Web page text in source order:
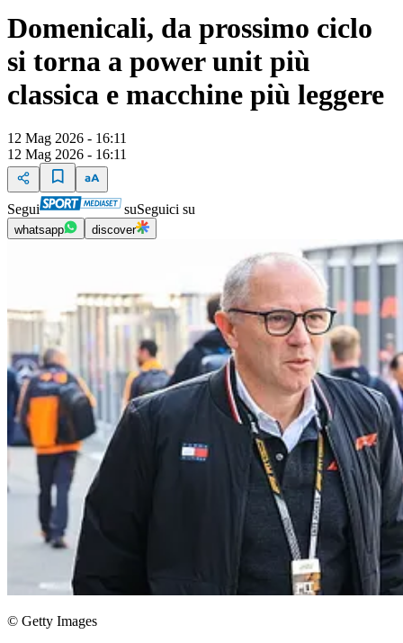
Domenicali, da prossimo ciclo
si torna a power unit più
classica e macchine più leggere
12 Mag 2026 - 16:11
12 Mag 2026 - 16:11
Segui suSeguici su
whatsapp discover
© Getty Images